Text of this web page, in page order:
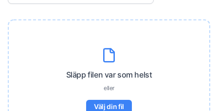
Släpp filen var som helst
eller
Välj din fil